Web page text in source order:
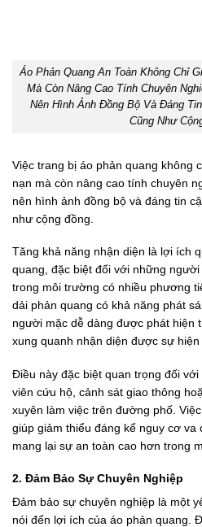
Áo Phản Quang An Toàn Không Chỉ
Mà Còn Nâng Cao Tính Chuyên
Nên Hình Ảnh Đồng Bộ Và Đáng
Cũng Như
Việc trang bị áo phản quang không
nạn mà còn nâng cao tính chuyên
nên hình ảnh đồng bộ và đáng tin
như cộng đồng.
Tăng khả năng nhận diện là lợi ích
quang, đặc biệt đối với những
trong môi trường có nhiều phương
dải phản quang có khả năng phát
người mặc dễ dàng được phát hiện
xung quanh nhận diện được sự hiện
Điều này đặc biệt quan trọng đối
viên cứu hộ, cảnh sát giao thông
xuyên làm việc trên đường phố.
giúp giảm thiểu đáng kể nguy cơ va
mang lại sự an toàn cao hơn trong
2. Đảm Bảo Sự Chuyên Nghiệp
Đảm bảo sự chuyên nghiệp là một
nói đến lợi ích của áo phản quang.